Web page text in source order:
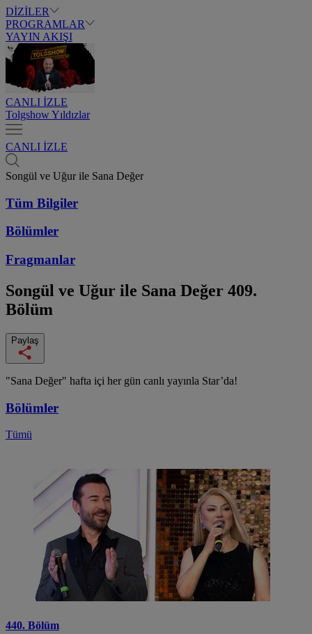
DİZİLER
PROGRAMLAR
YAYIN AKIŞI
CANLI İZLE
Tolgshow Yıldızlar
CANLI İZLE
Songül ve Uğur ile Sana Değer
Tüm Bilgiler
Bölümler
Fragmanlar
Songül ve Uğur ile Sana Değer 409.
Bölüm
Paylaş
"Sana Değer" hafta içi her gün canlı yayınla Star’da!
Bölümler
Tümü
440. Bölüm